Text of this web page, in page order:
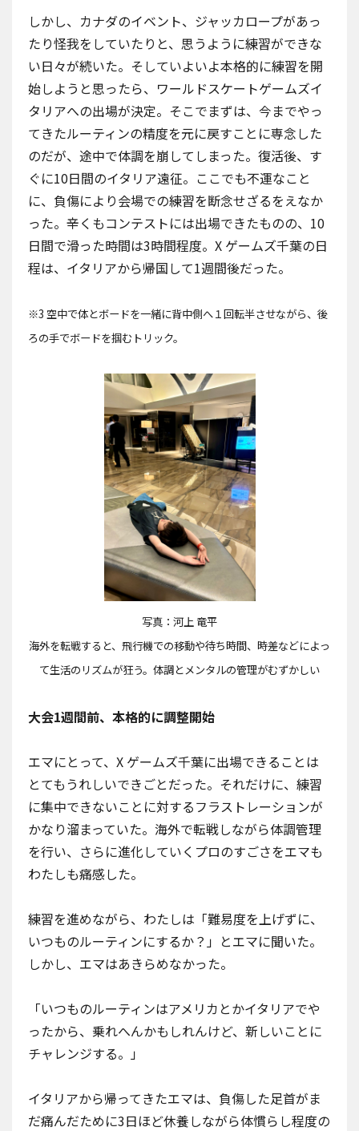
しかし、カナダのイベント、ジャッカロープがあっ
たり怪我をしていたりと、思うように練習ができな
い日々が続いた。そしていよいよ本格的に練習を開
始しようと思ったら、 ワールドスケートゲームズイ
タリアへの出場が決定。そこでまずは、今までやっ
てきたルーティンの精度を元に戻すことに専念した
のだが、途中で体調を崩してしまった。復活後、す
ぐに10日間のイタリア遠征。ここでも不運なこと
に、負傷により会場での練習を断念せざるをえなか
った。辛くもコンテストには出場できたものの、10
日間で滑った時間は3時間程度。X ゲームズ千葉の日
程は、イタリアから帰国して1週間後だった。
※3 空中で体とボードを一緒に背中側へ１回転半させながら、後
ろの手でボードを掴むトリック。
写真：河上 竜平
海外を転戦すると、飛行機での移動や待ち時間、時差などによっ
て生活のリズムが狂う。体調とメンタルの管理がむずかしい
大会1週間前、本格的に調整開始
エマにとって、X ゲームズ千葉に出場できることは
とてもうれしいできごとだった。それだけに、練習
に集中できないことに対するフラストレーションが
かなり溜まっていた。海外で転戦しながら体調管理
を行い、さらに進化していくプロのすごさをエマも
わたしも痛感した。
練習を進めながら、わたしは「難易度を上げずに、
いつものルーティンにするか？」とエマに聞いた。
しかし、エマはあきらめなかった。
「いつものルーティンはアメリカとかイタリアでや
ったから、乗れへんかもしれんけど、新しいことに
チャレンジする。」
イタリアから帰ってきたエマは、負傷した足首がま
だ痛んだために3日ほど休養しながら体慣らし程度の